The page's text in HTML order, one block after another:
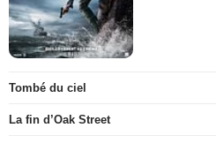
Tombé du ciel
La fin d’Oak Street